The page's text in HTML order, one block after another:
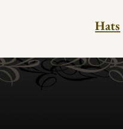
Hats